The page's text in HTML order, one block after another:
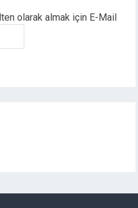
olarak almak için E-Mail